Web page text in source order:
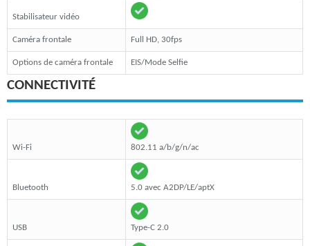
Stabilisateur vidéo
Caméra frontale Full HD, 30fps
Options de caméra frontale EIS/Mode Selfie
CONNECTIVITÉ
Wi-Fi 802.11 a/b/g/n/ac
Bluetooth 5.0 avec A2DP/LE/aptX
USB Type-C 2.0